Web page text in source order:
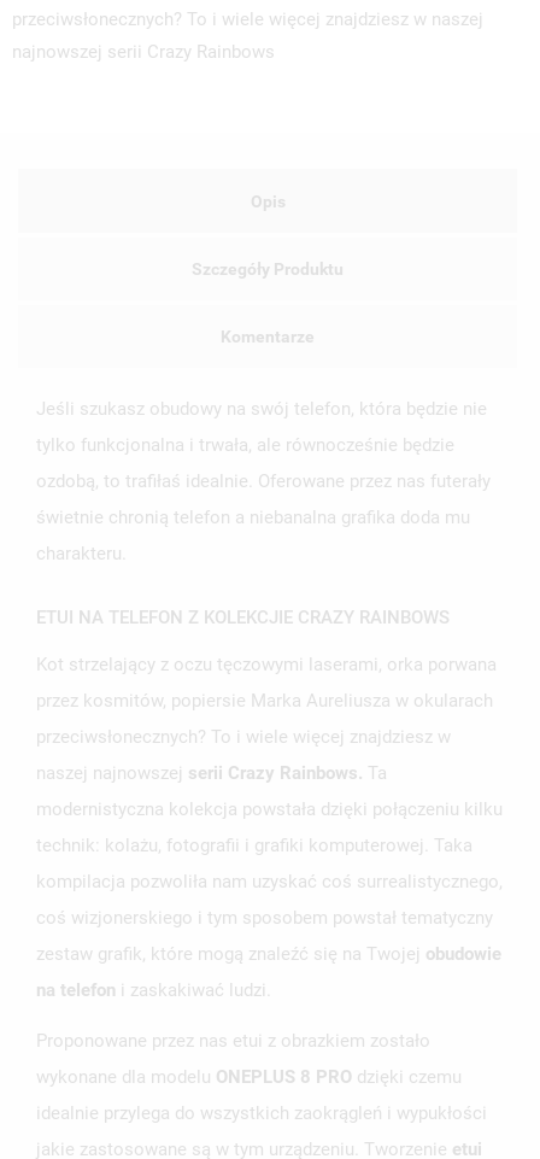
przeciwsłonecznych? To i wiele więcej znajdziesz w naszej
najnowszej serii Crazy Rainbows
Opis
Szczegóły Produktu
Komentarze
Jeśli szukasz obudowy na swój telefon, która będzie nie
tylko funkcjonalna i trwała, ale równocześnie będzie
ozdobą, to trafiłaś idealnie. Oferowane przez nas futerały
świetnie chronią telefon a niebanalna grafika doda mu
charakteru.
ETUI NA TELEFON Z KOLEKCJIE CRAZY RAINBOWS
Kot strzelający z oczu tęczowymi laserami, orka porwana
przez kosmitów, popiersie Marka Aureliusza w okularach
przeciwsłonecznych? To i wiele więcej znajdziesz w
naszej najnowszej serii Crazy Rainbows. Ta
modernistyczna kolekcja powstała dzięki połączeniu kilku
technik: kolażu, fotografii i grafiki komputerowej. Taka
kompilacja pozwoliła nam uzyskać coś surrealistycznego,
coś wizjonerskiego i tym sposobem powstał tematyczny
zestaw grafik, które mogą znaleźć się na Twojej obudowie
na telefon i zaskakiwać ludzi.
Proponowane przez nas etui z obrazkiem zostało
wykonane dla modelu ONEPLUS 8 PRO dzięki czemu
idealnie przylega do wszystkich zaokrągleń i wypukłości
jakie zastosowane są w tym urządzeniu. Tworzenie etui